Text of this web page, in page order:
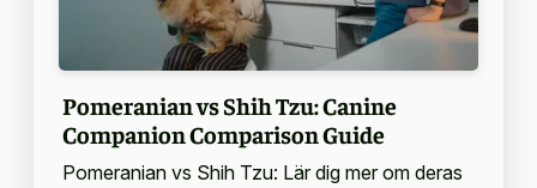
Pomeranian vs Shih Tzu: Canine
Companion Comparison Guide
Pomeranian vs Shih Tzu: Lär dig mer om deras